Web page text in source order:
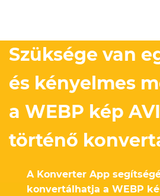
Szüksége van
és kényelmes
a WEBP kép
történő
A Konverter App
konvertálhatja a WEBP